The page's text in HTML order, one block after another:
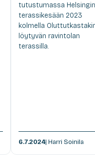
tutustumassa Helsingin
terassikesään 2023
kolmella
löytyvän ravintolan
terassilla.
6.7.2024| Harri Soinila